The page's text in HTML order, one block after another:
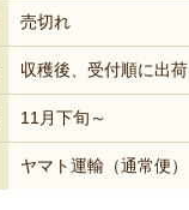
売切れ
収穫後、受付順に出荷
11月下旬～
ヤマト運輸（通常便）